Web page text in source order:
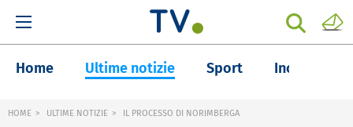
Home Ultime notizie Sport Inchieste
HOME ULTIME NOTIZIE IL PROCESSO DI NORIMBERGA